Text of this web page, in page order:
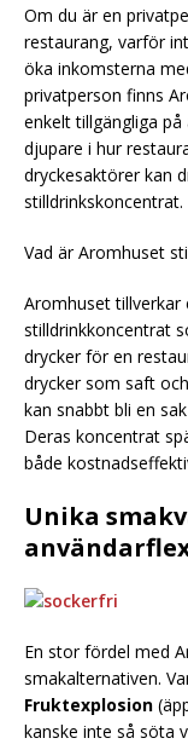
Om du är en
restaurang, varför
öka inkomsterna
privatperson finns
enkelt tillgängliga
djupare i hur
dryckesaktörer kan
stilldrinkskoncentrat.
Vad är Aromhuset
Aromhuset
stilldrinkkoncentrat
drycker för en
drycker som saft
kan snabbt bli en
Deras koncentrat
både
Unika
En stor fördel med
smakalternativen.
Fruktexplosion
kanske inte så söta